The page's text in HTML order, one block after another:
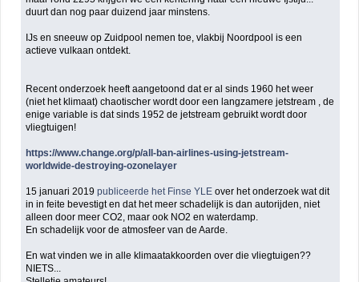
duurt dan nog paar duizend jaar minstens.
IJs en sneeuw op Zuidpool nemen toe, vlakbij Noordpool is een
actieve vulkaan ontdekt.
Recent onderzoek heeft aangetoond dat er al sinds 1960 het weer
(niet het klimaat) chaotischer wordt door een langzamere jetstream , de
enige variable is dat sinds 1952 de jetstream gebruikt wordt door
vliegtuigen!
https://www.change.org/p/all-ban-airlines-using-jetstream-
worldwide-destroying-ozonelayer
15 januari 2019publiceerde het Finse YLEover het onderzoek wat dit
in in feite bevestigt en dat het meer schadelijk is dan autorijden, niet
alleen door meer CO2, maar ook NO2 en waterdamp.
En schadelijk voor de atmosfeer van de Aarde.
En wat vinden we in alle klimaatakkoorden over die vliegtuigen??
NIETS...